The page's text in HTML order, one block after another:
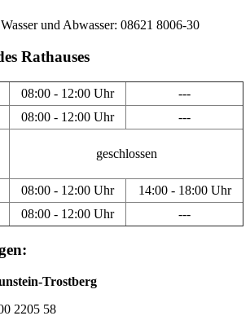
und Abwasser: 08621 8006-30
Rathauses
08:00 - 12:00 Uhr
---
08:00 - 12:00 Uhr ---
geschlossen
08:00 - 12:00 Uhr
14:00 - 18:00 Uhr
08:00 - 12:00 Uhr ---
Trostberg
2205 58